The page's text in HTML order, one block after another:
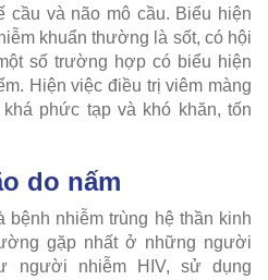
cầu và não mô cầu. Biểu hiện
khuẩn thường là sốt, có hội
số trường hợp có biểu hiện
Hiện việc điều trị viêm màng
phức tạp và khó khăn, tốn
do nấm
bệnh nhiễm trùng hệ thần kinh
gặp nhất ở những người
người nhiễm HIV, sử dụng